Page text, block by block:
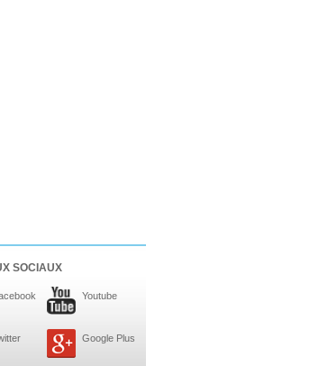
SOCIAUX
Youtube
Google Plus